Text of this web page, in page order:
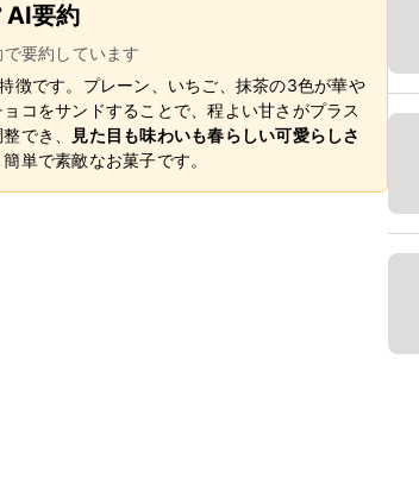
AI要約
要約しています
徴です。プレーン、いちご、抹茶の3色が華や
コをサンドすることで、程よい甘さがプラス
でき、
見た目も味わいも春らしい可愛らしさ
単で素敵なお菓子です。